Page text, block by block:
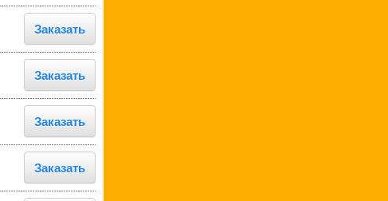
Заказать
Заказать
Заказать
Заказать